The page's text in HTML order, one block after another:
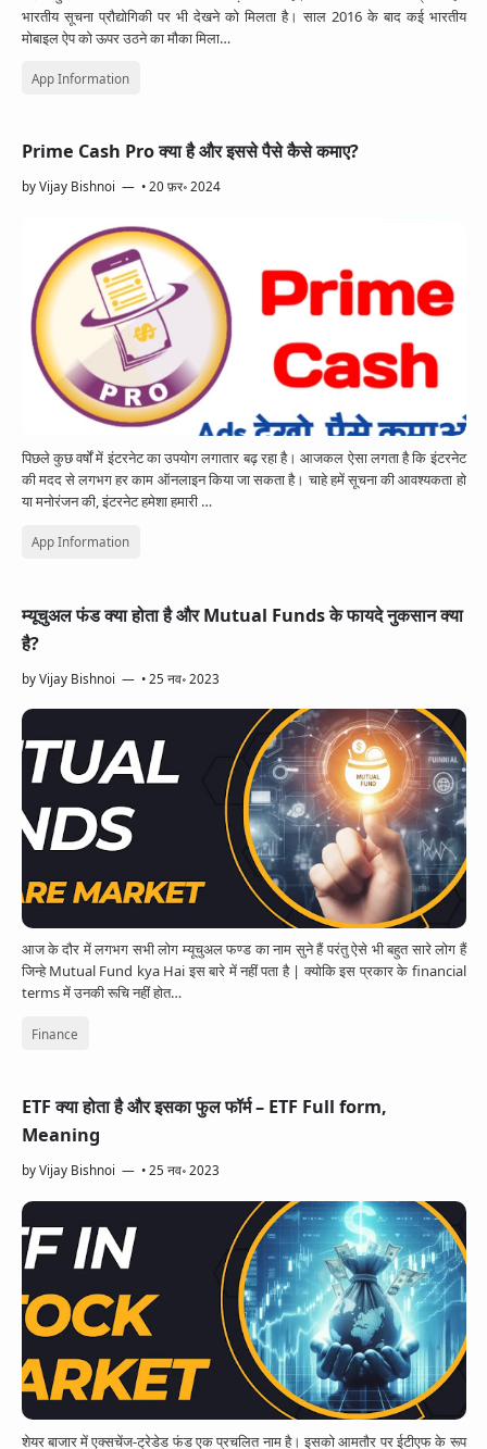
भारतीय सूचना प्रौद्योगिकी पर भी देखने को मिलता है। साल 2016 के बाद कई भारतीय
मोबाइल ऐप को ऊपर उठने का मौका मिला…
App Information
Prime Cash Pro क्या है और इससे पैसे कैसे कमाए?
byVijay Bishnoi •20 फ़र॰ 2024
पिछले कुछ वर्षों में इंटरनेट का उपयोग लगातार बढ़ रहा है। आजकल ऐसा लगता है कि इंटरनेट
की मदद से लगभग हर काम ऑनलाइन किया जा सकता है। चाहे हमें सूचना की आवश्यकता हो
या मनोरंजन की, इंटरनेट हमेशा हमारी …
App Information
म्यूचुअल फंड क्या होता है और Mutual Funds के फायदे नुकसान क्या
है?
byVijay Bishnoi •25 नव॰ 2023
आज के दौर में लगभग सभी लोग म्यूचुअल फण्ड का नाम सुने हैं परंतु ऐसे भी बहुत सारे लोग हैं
जिन्हे Mutual Fund kya Hai इस बारे में नहीं पता है | क्योकि इस प्रकार के financial
terms में उनकी रूचि नहीं होत…
Finance
ETF क्या होता है और इसका फुल फॉर्म – ETF Full form,
Meaning
byVijay Bishnoi •25 नव॰ 2023
शेयर बाजार में एक्सचेंज-ट्रेडेड फंड एक प्रचलित नाम है। इसको आमतौर पर ईटीएफ के रूप